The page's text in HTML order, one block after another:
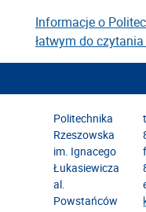
Informacje o
łatwym do
Politechnika
Rzeszowska
im. Ignacego
Łukasiewicza
al.
Powstańców